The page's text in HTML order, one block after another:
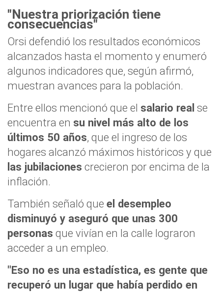
"Nuestra priorización tiene
consecuencias"
Orsi defendió los resultados económicos
alcanzados hasta el momento y enumeró
algunos indicadores que, según afirmó,
muestran avances para la población.
Entre ellos mencionó que el salario real se
encuentra en su nivel más alto de los
últimos 50 años, que el ingreso de los
hogares alcanzó máximos históricos y que
las jubilaciones crecieron por encima de la
inflación.
También señaló que el desempleo
disminuyó y aseguró que unas 300
personas que vivían en la calle lograron
acceder a un empleo.
"Eso no es una estadística, es gente que
recuperó un lugar que había perdido en